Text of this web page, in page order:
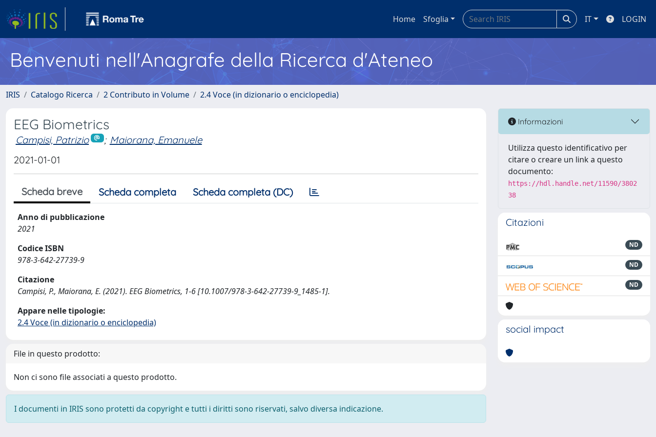
Home Sfoglia IT LOGIN
Benvenuti nell'Anagrafe della Ricerca d'Ateneo
IRIS Catalogo Ricerca 2 Contributo in Volume 2.4 Voce (in dizionario o enciclopedia)
EEG Biometrics
Campisi, Patrizio ; Maiorana, Emanuele
2021-01-01
Scheda breve Scheda completa Scheda completa (DC)
Anno di pubblicazione
2021
Codice ISBN
978-3-642-27739-9
Citazione
Campisi, P., Maiorana, E. (2021). EEG Biometrics, 1-6 [10.1007/978-3-642-27739-9_1485-1].
Appare nelle tipologie:
2.4 Voce (in dizionario o enciclopedia)
File in questo prodotto:
Non ci sono file associati a questo prodotto.
I documenti in IRIS sono protetti da copyright e tutti i diritti sono riservati, salvo diversa indicazione.
Informazioni
Utilizza questo identificativo per
citare o creare un link a questo
documento:
https://hdl.handle.net/11590/3802
38
Citazioni
ND
ND
ND
social impact